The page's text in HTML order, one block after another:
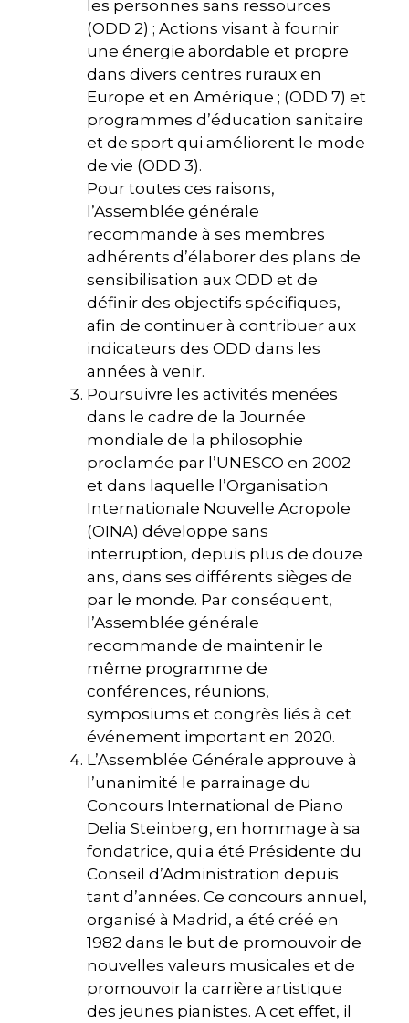
les personnes sans ressources
(ODD 2) ; Actions visant à fournir
une énergie abordable et propre
dans divers centres ruraux en
Europe et en Amérique ; (ODD 7) et
programmes d’éducation sanitaire
et de sport qui améliorent le mode
de vie (ODD 3).
Pour toutes ces raisons,
l’Assemblée générale
recommande à ses membres
adhérents d’élaborer des plans de
sensibilisation aux ODD et de
définir des objectifs spécifiques,
afin de continuer à contribuer aux
indicateurs des ODD dans les
années à venir.
Poursuivre les activités menées
dans le cadre de la Journée
mondiale de la philosophie
proclamée par l’UNESCO en 2002
et dans laquelle l’Organisation
Internationale Nouvelle Acropole
(OINA) développe sans
interruption, depuis plus de douze
ans, dans ses différents sièges de
par le monde. Par conséquent,
l’Assemblée générale
recommande de maintenir le
même programme de
conférences, réunions,
symposiums et congrès liés à cet
événement important en 2020.
L’Assemblée Générale approuve à
l’unanimité le parrainage du
Concours International de Piano
Delia Steinberg, en hommage à sa
fondatrice, qui a été Présidente du
Conseil d’Administration depuis
tant d’années. Ce concours annuel,
organisé à Madrid, a été créé en
1982 dans le but de promouvoir de
nouvelles valeurs musicales et de
promouvoir la carrière artistique
des jeunes pianistes. A cet effet, il